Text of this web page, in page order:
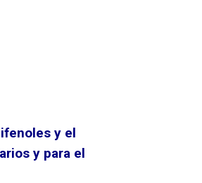
y el
y para el